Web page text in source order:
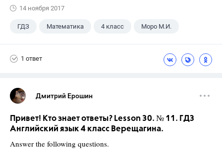
14 ноября 2017
ГДЗ Математика 4 класс Моро М.И.
1 ответ
Дмитрий Ерошин
Привет! Кто знает ответы? Lesson 30. № 11. ГДЗ
Английский язык 4 класс Верещагина.
Answer the following questions.